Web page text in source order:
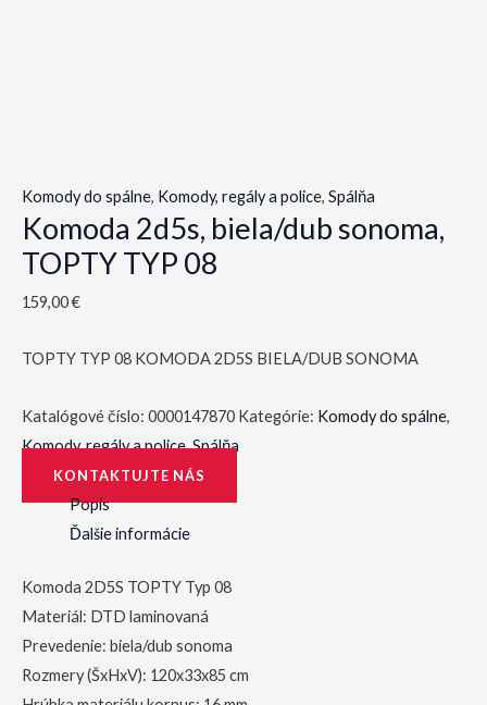
Komody do spálne, Komody, regály a police, Spálňa
Komoda 2d5s, biela/dub sonoma,
TOPTY TYP 08
159,00€
TOPTY TYP 08 KOMODA 2D5S BIELA/DUB SONOMA
Katalógové číslo: 0000147870 Kategórie: Komody do spálne,
Komody, regály a police,Spálňa
KONTAKTUJTE NÁS
Popis
Ďalšie informácie
Komoda 2D5S TOPTY Typ 08
Materiál: DTD laminovaná
Prevedenie: biela/dub sonoma
Rozmery (ŠxHxV): 120x33x85 cm